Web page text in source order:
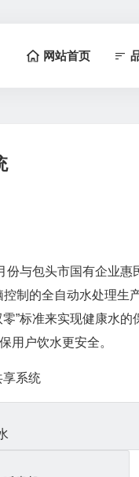
网站首页
与包头市国有企业惠
制的全自动水处理生
”标准来实现健康水的
用户饮水更安全。
享系统